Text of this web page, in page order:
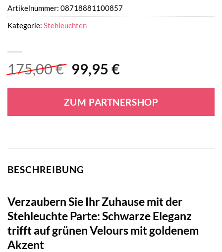
175,00€ Ursprünglicher
war:
175,00 €
99,95 €Aktueller
ist:
99,95 €.
ZUM PARTNERSHOP
Artikelnummer: 08718881100857
Kategorie: Stehleuchten
BESCHREIBUNG
Verzaubern Sie Ihr Zuhause mit der
Stehleuchte Parte: Schwarze Eleganz
trifft auf grünen Velours mit goldenem
Akzent